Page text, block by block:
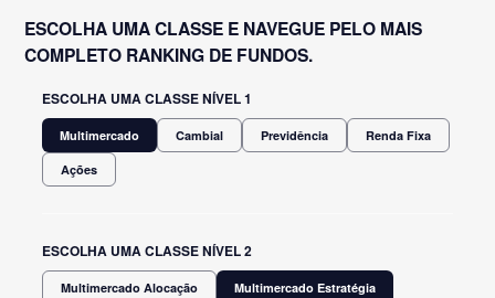
ESCOLHA UMA CLASSE E NAVEGUE PELO MAIS
COMPLETO RANKING DE FUNDOS.
ESCOLHA UMA CLASSE NÍVEL 1
Multimercado Cambial Previdência Renda Fixa
Ações
ESCOLHA UMA CLASSE NÍVEL 2
Multimercado Alocação Multimercado Estratégia